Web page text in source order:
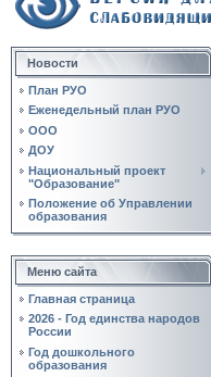
Новости
План РУО
Еженедельный план РУО
ООО
ДОУ
Национальный проект
"Образование"
Положение об Управлении
образования
Меню сайта
Главная страница
2026 - Год единства народов
России
Год дошкольного
образования